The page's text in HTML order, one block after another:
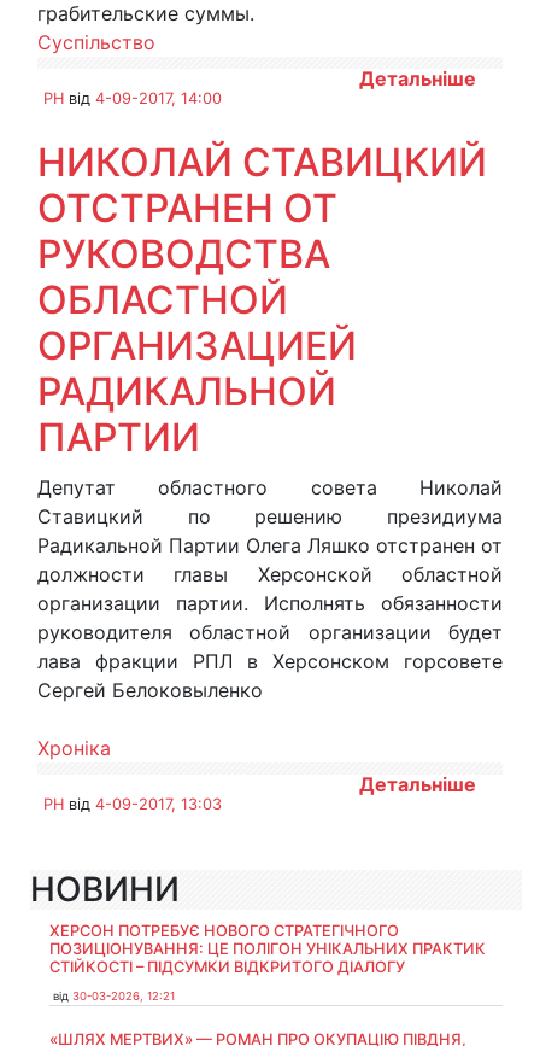
грабительские суммы.
Суспільство
Детальніше
PH від 4-09-2017, 14:00
НИКОЛАЙ СТАВИЦКИЙ
ОТСТРАНЕН ОТ
РУКОВОДСТВА
ОБЛАСТНОЙ
ОРГАНИЗАЦИЕЙ
РАДИКАЛЬНОЙ
ПАРТИИ
Депутат областного совета Николай
Ставицкий по решению президиума
Радикальной Партии Олега Ляшко отстранен от
должности главы Херсонской областной
организации партии. Исполнять обязанности
руководителя областной организации будет
лава фракции РПЛ в Херсонском горсовете
Сергей Белоковыленко
Хроніка
Детальніше
PH від 4-09-2017, 13:03
НОВИНИ
ХЕРСОН ПОТРЕБУЄ НОВОГО СТРАТЕГІЧНОГО
ПОЗИЦІОНУВАННЯ: ЦЕ ПОЛІГОН УНІКАЛЬНИХ ПРАКТИК
СТІЙКОСТІ – ПІДСУМКИ ВІДКРИТОГО ДІАЛОГУ
від 30-03-2026, 12:21
«ШЛЯХ МЕРТВИХ» — РОМАН ПРО ОКУПАЦІЮ ПІВДНЯ,